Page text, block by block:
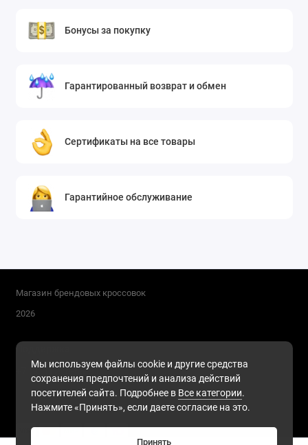
Бонусы за покупку
Гарантированный возврат и обмен
Сертификаты на все товары
Гарантийное обслуживание
Мы используем файлы cookie и другие средства
сохранения предпочтений и анализа действий
посетителей сайта. Подробнее в Все категории.
Нажмите «Принять», если даете согласие на это.
Принять
Магазин брендовых кроссовок
2026
Поддержка
+7 (911) 216-68-91
Будни, с 10.00 до 17.00